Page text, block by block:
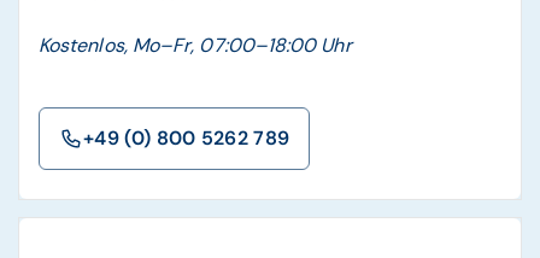
Kostenlos, Mo–Fr, 07:00–18:00 Uhr
+49 (0) 800 5262 789